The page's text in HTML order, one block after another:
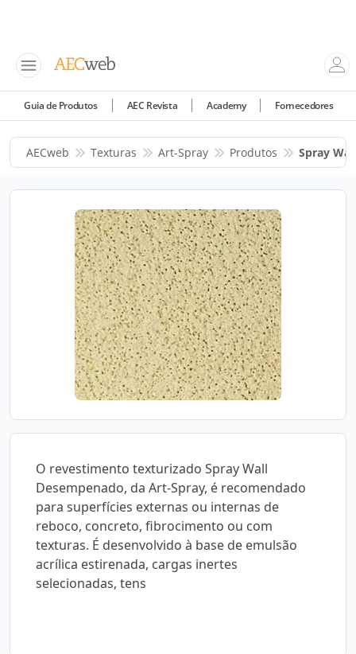
Guia de Produtos AEC Revista Academy Fornecedores
AECweb Texturas Art-Spray Produtos Spray
O revestimento texturizado Spray Wall
Desempenado, da Art-Spray, é recomendado
para superfícies externas ou internas de
reboco, concreto, fibrocimento ou com
texturas. É desenvolvido à base de emulsão
acrílica estirenada, cargas inertes
selecionadas, tens